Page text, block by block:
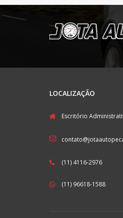
LOCALIZAÇÃO
Escritório
(11) 4116-2976
(11) 96618-1588